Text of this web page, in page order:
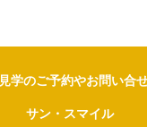
見学のご予約やお問い合
サン・スマイル